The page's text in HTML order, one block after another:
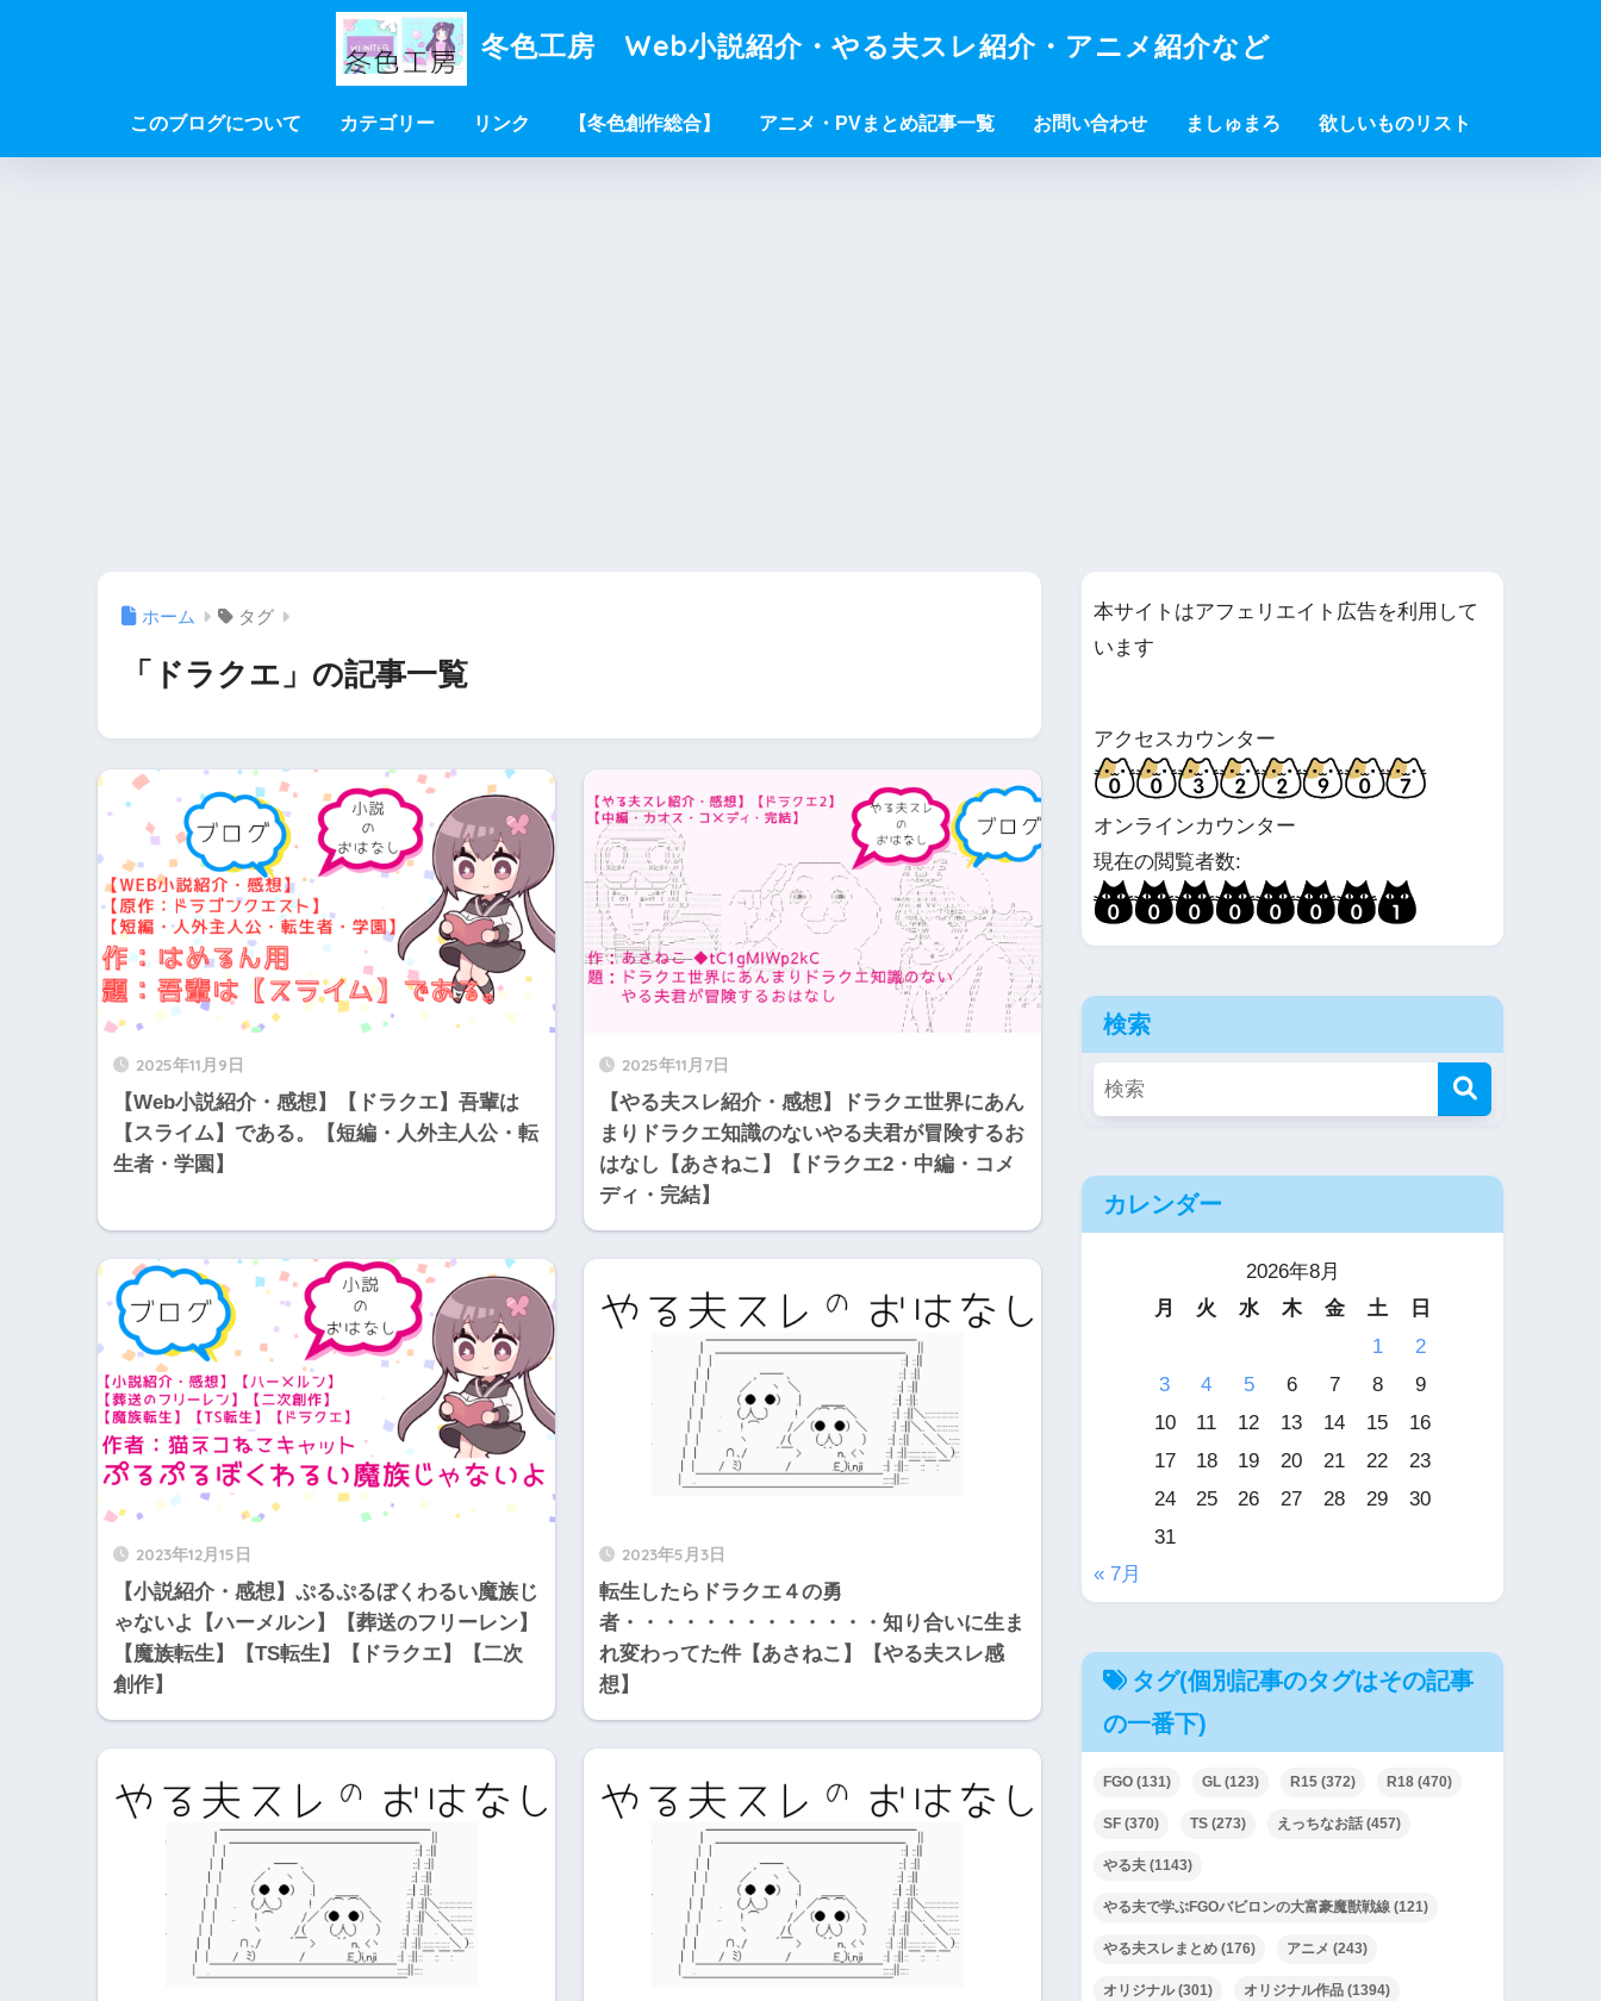
冬色工房 Web小説紹介・やる夫スレ紹介・アニメ紹介など
このブログについて カテゴリー リンク 【冬色創作総合】 アニメ・PVまとめ記事一覧 お問い合わせ ましゅまろ 欲しいものリスト
ホーム タグ
「ドラクエ」の記事一覧
2025年11月9日
【Web小説紹介・感想】【ドラクエ】吾輩は
【スライム】である。【短編・人外主人公・転
生者・学園】
2025年11月7日
【やる夫スレ紹介・感想】ドラクエ世界にあん
まりドラクエ知識のないやる夫君が冒険するお
はなし【あさねこ】【ドラクエ2・中編・コメ
ディ・完結】
2023年12月15日
【小説紹介・感想】ぷるぷるぼくわるい魔族じ
ゃないよ【ハーメルン】【葬送のフリーレン】
【魔族転生】【TS転生】【ドラクエ】【二次
創作】
2023年5月3日
転生したらドラクエ４の勇
者・・・・・・・・・・・・・知り合いに生ま
れ変わってた件【あさねこ】【やる夫スレ感
想】
本サイトはアフェリエイト広告を利用して
います
アクセスカウンター
オンラインカウンター
現在の閲覧者数:
検索
カレンダー
2026年8月
月
火 水 木 金 土
日
1
2
3
4 5 6 7 8
9
10
11 12 13 14 15
16
17
18 19 20 21 22
23
24
25 26 27 28 29
30
31
« 7月
タグ(個別記事のタグはその記事
の一番下)
FGO (131) GL (123) R15 (372) R18 (470)
SF (370) TS (273) えっちなお話 (457)
やる夫 (1143)
やる夫で学ぶFGOバビロンの大富豪魔獣戦線 (121)
やる夫スレまとめ (176) アニメ (243)
オリジナル(301) オリジナル作品 (1394)